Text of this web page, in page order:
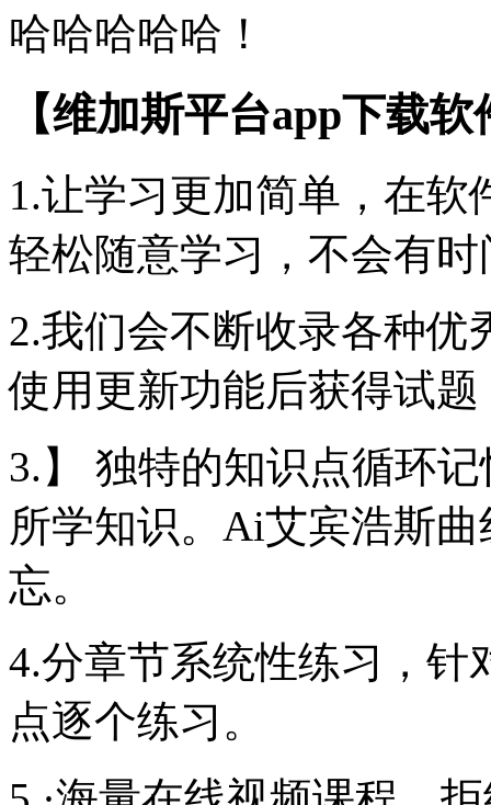
哈哈哈哈哈！
【维加斯平台app下载
1.让学习更加简单，在
轻松随意学习，不会有
2.我们会不断收录各种优
使用更新功能后获得试题
3.】 独特的知识点循环
所学知识。Ai艾宾浩斯
忘。
4.分章节系统性练习，针
点逐个练习。